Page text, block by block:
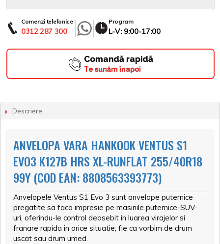
Comenzi telefonice
0312 287 300
Program
L-V: 9:00-17:00
Comandă rapidă
Te sunăm înapoi
Descriere
ANVELOPA VARA HANKOOK VENTUS S1
EVO3 K127B HRS XL-RUNFLAT 255/40R18
99Y (COD EAN: 8808563393773)
Anvelopele Ventus S1 Evo 3 sunt anvelope puternice
pregatite sa faca impresie pe masinile puternice-SUV-
uri, oferindu-le control deosebit in luarea virajelor si
franare rapida in orice situatie, fie ca vorbim de drum
uscat sau drum umed.